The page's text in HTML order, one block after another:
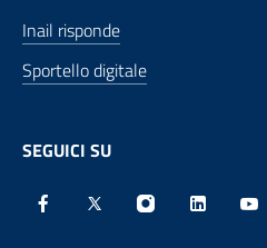
Inail risponde
Sportello digitale
SEGUICI SU